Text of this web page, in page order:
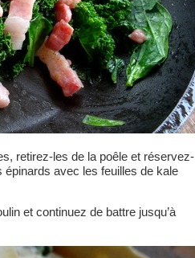
retirez-les de la poêle et réservez-
avec les feuilles de kale
et continuez de battre jusqu’à